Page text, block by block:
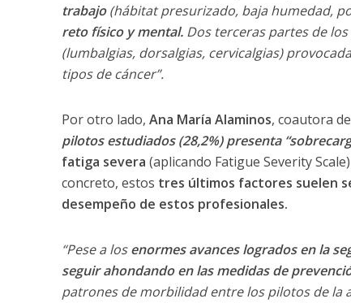
trabajo(hábitat presurizado, baja humedad,
reto físico y mental.Dos terceras partes de
(lumbalgias, dorsalgias, cervicalgias)
tipos de cáncer”.
Por otro lado, Ana María Alaminos, coautora
pilotos estudiados (28,2%) presenta
fatiga severa (aplicando Fatigue Severity
concreto, estos tres últimos factores suelen
desempeño de estos profesionales.
“Pese a losenormes avances logrados en la
seguir ahondando en las medidas de
patrones de morbilidad entre los pilotos de la